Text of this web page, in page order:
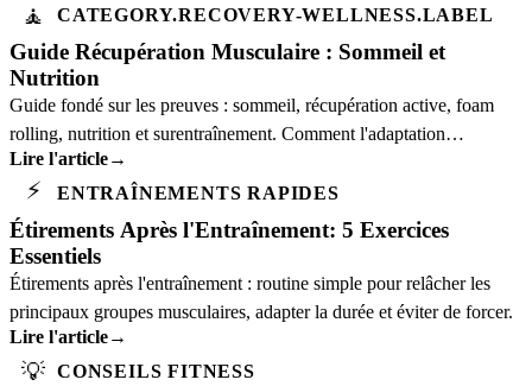
🧘 CATEGORY.RECOVERY-WELLNESS.LABEL
Guide Récupération Musculaire : Sommeil et
Nutrition
Guide fondé sur les preuves : sommeil, récupération active, foam
rolling, nutrition et surentraînement. Comment l'adaptation
musculaire se produit vraiment.
Lire l'article→
⚡ ENTRAÎNEMENTS RAPIDES
Étirements Après l'Entraînement: 5 Exercices
Essentiels
Étirements après l'entraînement : routine simple pour relâcher les
principaux groupes musculaires, adapter la durée et éviter de forcer.
Lire l'article→
💡 CONSEILS FITNESS